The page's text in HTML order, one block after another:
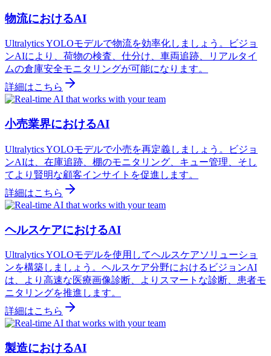
物流におけるAI
Ultralytics YOLOモデルで物流を効率化しましょう。ビジョ
ンAIにより、荷物の検査、仕分け、車両追跡、リアルタイ
ムの倉庫安全モニタリングが可能になります。
詳細はこちら
小売業界におけるAI
Ultralytics YOLOモデルで小売を再定義しましょう。ビジョ
ンAIは、在庫追跡、棚のモニタリング、キュー管理、そし
てより賢明な顧客インサイトを促進します。
詳細はこちら
ヘルスケアにおけるAI
Ultralytics YOLOモデルを使用してヘルスケアソリューショ
ンを構築しましょう。ヘルスケア分野におけるビジョンAI
は、より高速な医療画像診断、よりスマートな診断、患者モ
ニタリングを推進します。
詳細はこちら
製造におけるAI